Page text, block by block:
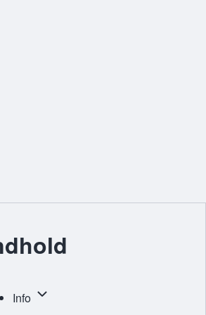
Info Info sub-navigation